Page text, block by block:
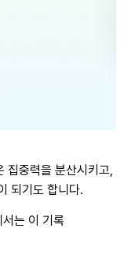
집중력을 분산시키고
되기도 합니다.
는 이 기록